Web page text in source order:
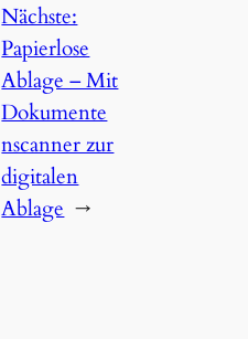
Nächste:
Papierlose
Ablage – Mit
Dokumente
n­scanner zur
digitalen
Ablage →